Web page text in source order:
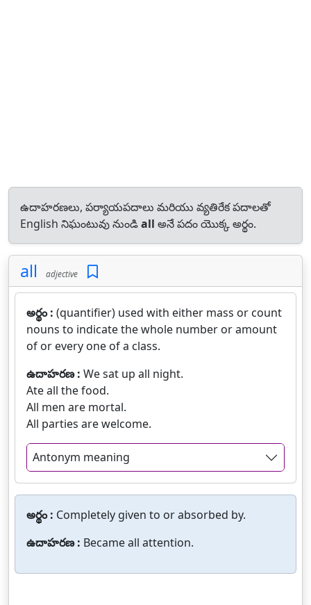
ఉదాహరణలు, పర్యాయపదాలు మరియు వ్యతిరేక పదాలతో
English నిఘంటువు నుండిall అనే పదం యొక్క అర్థం.
all adjective
అర్థం : (quantifier) used with either mass or count
nouns to indicate the whole number or amount
of or every one of a class.
ఉదాహరణ : We sat up all night.
Ate all the food.
All men are mortal.
All parties are welcome.
Antonym meaning
అర్థం : Completely given to or absorbed by.
ఉదాహరణ : Became all attention.